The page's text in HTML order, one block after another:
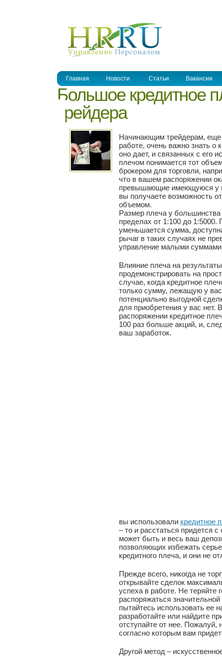
Главная Новости Статьи Вакансии
Большое кредитное
трейдера
Начинающим трейдерам, еще
работе, очень важно знать о
оно дает, и связанных с его
плечом понимается тот
брокером для торговли,
что в вашем распоряжении
превышающие имеющуюся у
вы получаете возможность
объемом.
Размер плеча у
пределах от 1:100 до 1:5000.
уменьшается сумма,
рычаг в таких случаях не
управление малыми суммами
Влияние плеча на
продемонстрировать на
случае, когда кредитное
только сумму, лежащую у
потенциально выгодной
для приобретения у вас нет.
распоряжении кредитное
100 раз больше акций, и,
ваш заработок.
вы использовали кредитное
– то и расстаться придется
может быть и весь ваш
позволяющих избежать
кредитного плеча, и они не
Прежде всего, никогда не
открывайте сделок
успеха в работе. Не теряйте
распоряжаться
пытайтесь использовать ее
разработайте или найдите
отступайте от нее. Пожалуй,
согласно которым вам
Другой метод –